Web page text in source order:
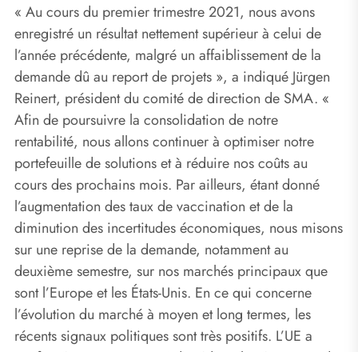
« Au cours du premier trimestre 2021, nous avons
enregistré un résultat nettement supérieur à celui de
l’année précédente, malgré un affaiblissement de la
demande dû au report de projets », a indiqué Jürgen
Reinert, président du comité de direction de SMA. «
Afin de poursuivre la consolidation de notre
rentabilité, nous allons continuer à optimiser notre
portefeuille de solutions et à réduire nos coûts au
cours des prochains mois. Par ailleurs, étant donné
l’augmentation des taux de vaccination et de la
diminution des incertitudes économiques, nous misons
sur une reprise de la demande, notamment au
deuxième semestre, sur nos marchés principaux que
sont l’Europe et les États-Unis. En ce qui concerne
l’évolution du marché à moyen et long termes, les
récents signaux politiques sont très positifs. L’UE a